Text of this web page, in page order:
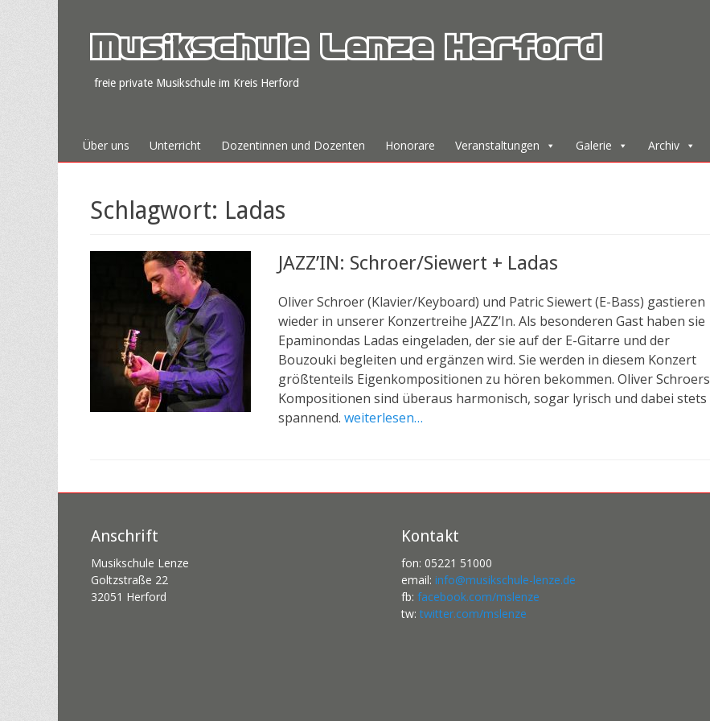
Musikschule Lenze Herford
freie private Musikschule im Kreis Herford
Primäres Menü
Zum
Inhalt
Über uns Unterricht Dozentinnen und Dozenten Honorare Veranstaltungen Galerie Archiv
Schlagwort: Ladas
JAZZ’IN: Schroer/Siewert + Ladas
Oliver Schroer (Klavier/Keyboard) und Patric Siewert (E-Bass) gastieren
wieder in unserer Konzertreihe JAZZ’In. Als besonderen Gast haben sie
Epaminondas Ladas eingeladen, der sie auf der E-Gitarre und der
Bouzouki begleiten und ergänzen wird. Sie werden in diesem Konzert
größtenteils Eigenkompositionen zu hören bekommen. Oliver Schroers
Kompositionen sind überaus harmonisch, sogar lyrisch und dabei stets
spannend. weiterlesen…
Anschrift
Musikschule Lenze
Goltzstraße 22
32051 Herford
Kontakt
fon: 05221 51000
email: info@musikschule-lenze.de
fb: facebook.com/mslenze
tw: twitter.com/mslenze